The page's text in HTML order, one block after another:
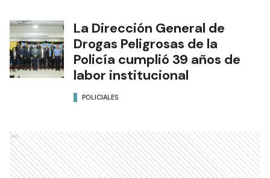
La Dirección General de
Drogas Peligrosas de la
Policía cumplió 39 años de
labor institucional
POLICIALES
Ads